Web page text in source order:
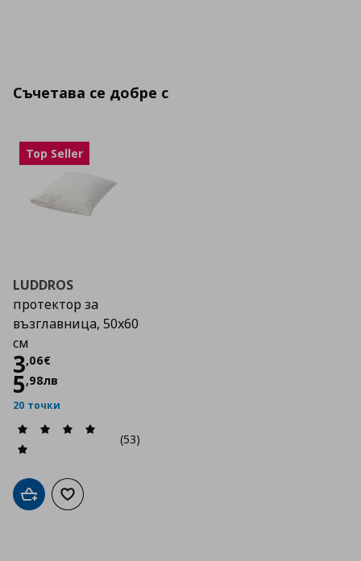
Съчетава се добре с
Top Seller
LUDDROS
протектор за
възглавница, 50x60
см
3,06€
Цена
5,98лв
20 точки
(53)
Добави в кошницата
Добави към списъка с любими